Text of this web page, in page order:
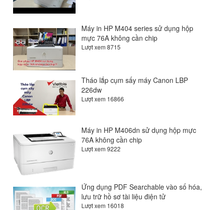
Máy in HP M404 series sử dụng hộp
mực 76A không cần chip
Lượt xem 8715
Tháo lắp cụm sấy máy Canon LBP
226dw
Lượt xem 16866
Máy in HP M406dn sử dụng hộp mực
76A không cần chip
Lượt xem 9222
Ứng dụng PDF Searchable vào số hóa,
lưu trữ hồ sơ tài liệu điện tử
Lượt xem 16018